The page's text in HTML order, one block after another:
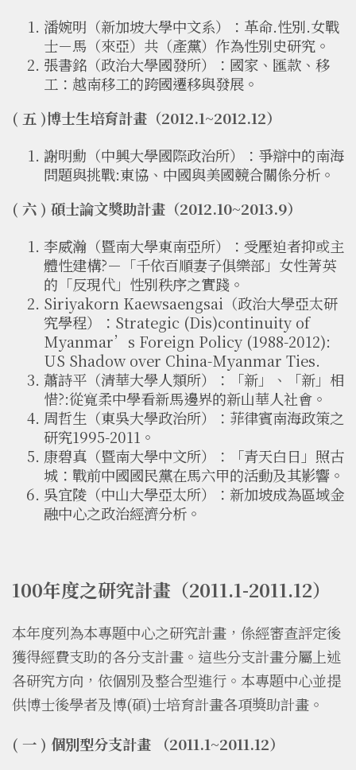
潘婉明（新加坡大學中文系）：革命.性別.女戰
士－馬（來亞）共（產黨）作為性別史研究。
張書銘（政治大學國發所）：國家、匯款、移
工：越南移工的跨國遷移與發展。
( 五 )博士生培育計畫（2012.1~2012.12）
謝明勳（中興大學國際政治所）：爭辯中的南海
問題與挑戰:東協、中國與美國競合關係分析。
( 六 ) 碩士論文獎助計畫（2012.10~2013.9）
李威瀚（暨南大學東南亞所）：受壓迫者抑或主
體性建構?－「千依百順妻子俱樂部」女性菁英
的「反現代」性別秩序之實踐。
Siriyakorn Kaewsaengsai（政治大學亞太研
究學程）：Strategic (Dis)continuity of
Myanmar’s Foreign Policy (1988-2012):
US Shadow over China-Myanmar Ties.
蕭詩平（清華大學人類所）：「新」、「新」相
惜?:從寬柔中學看新馬邊界的新山華人社會。
周哲生（東吳大學政治所）：菲律賓南海政策之
研究1995-2011。
康碧真（暨南大學中文所）：「青天白日」照古
城：戰前中國國民黨在馬六甲的活動及其影響。
吳宜陵（中山大學亞太所）：新加坡成為區域金
融中心之政治經濟分析。
100年度之研究計畫（2011.1-2011.12）
本年度列為本專題中心之研究計畫，係經審查評定後
獲得經費支助的各分支計畫。這些分支計畫分屬上述
各研究方向，依個別及整合型進行。本專題中心並提
供博士後學者及博(碩)士培育計畫各項獎助計畫。
( 一 ) 個別型分支計畫 （2011.1~2011.12）